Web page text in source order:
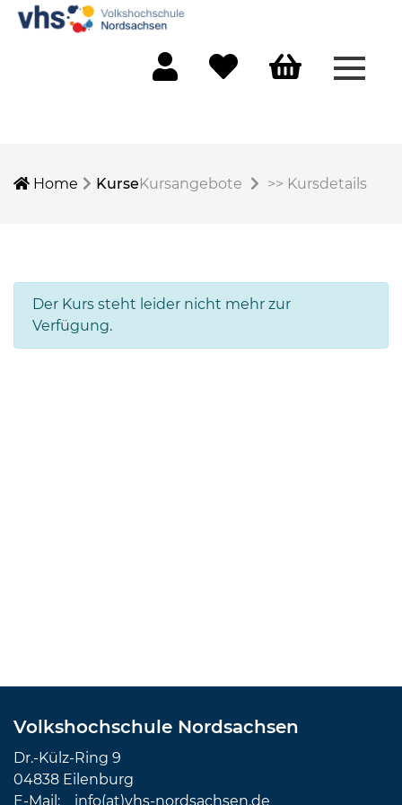
Home KurseKursangebote >> Kursdetails
Der Kurs steht leider nicht mehr zur
Verfügung.
Volkshochschule Nordsachsen
Dr.-Külz-Ring 9
04838 Eilenburg
E-Mail: info(at)vhs-nordsachsen.de